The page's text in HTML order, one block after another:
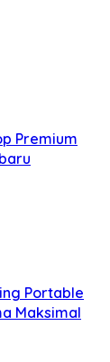
Premium
Portable
Maksimal